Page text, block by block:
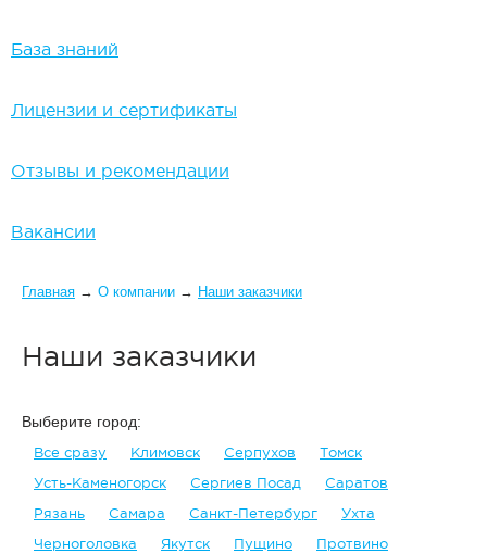
База знаний
Лицензии и сертификаты
Отзывы и рекомендации
Вакансии
Вы здесь
Главная → О компании → Наши заказчики
Наши заказчики
Выберите город:
Все сразу Климовск Серпухов
Томск
Усть-Каменогорск
Сергиев Посад
Саратов
Рязань
Самара Санкт-Петербург
Ухта
Черноголовка
Якутск Пущино
Протвино